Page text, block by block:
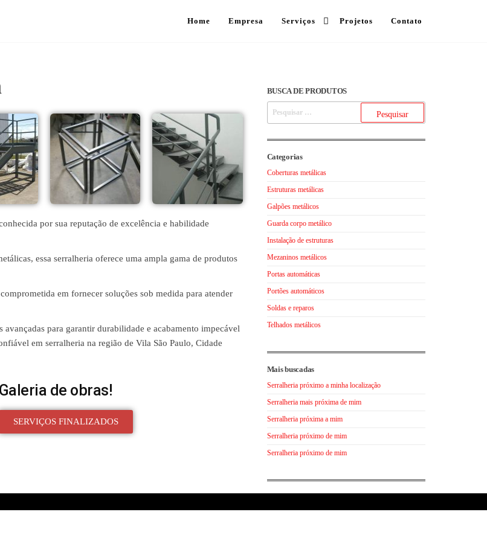
Home Empresa Serviços Projetos Contato
por sua reputação de excelência e habilidade
essa serralheria oferece uma ampla gama de produtos
em fornecer soluções sob medida para atender
para garantir durabilidade e acabamento impecável
em serralheria na região de Vila São Paulo, Cidade
Galeria de obras!
SERVIÇOS FINALIZADOS
BUSCA DE PRODUTOS
Categorias
Coberturas metálicas
Estruturas metálicas
Galpões metálicos
Guarda corpo metálico
Instalação de estruturas
Mezaninos metálicos
Portas automáticas
Portões automáticos
Soldas e reparos
Telhados metálicos
Mais buscadas
Serralheria próximo a minha localização
Serralheria mais próxima de mim
Serralheria próxima a mim
Serralheria próximo de mim
Serralheria próximo de mim